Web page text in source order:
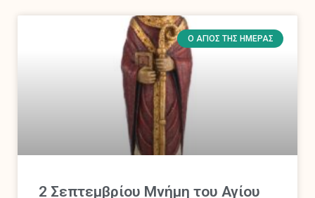
Ο ΆΓΙΟΣ ΤΗΣ ΗΜΈΡΑΣ
2 Σεπτεμβρίου Μνήμη του Αγίου